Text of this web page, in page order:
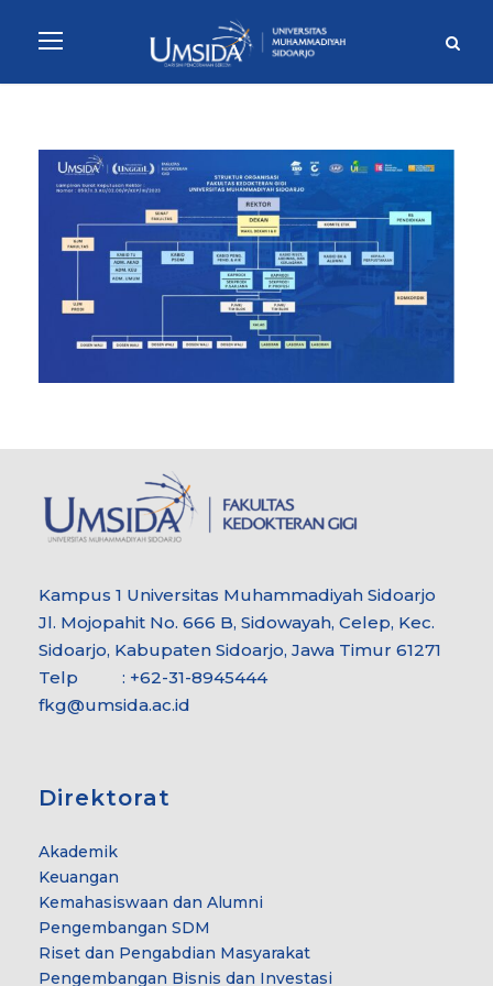
Kampus 1 Universitas Muhammadiyah Sidoarjo
Jl. Mojopahit No. 666 B, Sidowayah, Celep, Kec.
Sidoarjo, Kabupaten Sidoarjo, Jawa Timur 61271
Telp : +62-31-8945444
fkg@umsida.ac.id
Direktorat
Akademik
Keuangan
Kemahasiswaan dan Alumni
Pengembangan SDM
Riset dan Pengabdian Masyarakat
Pengembangan Bisnis dan Investasi